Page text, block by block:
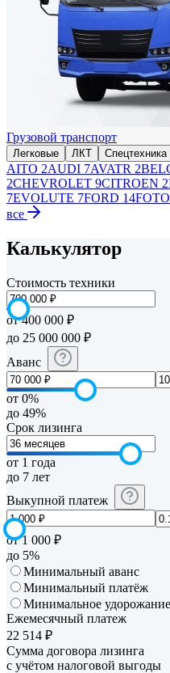
Грузовой транспорт
Легковые ЛКТ Спецтехника
AITO 2AUDI 7AVATR 2
2CHEVROLET 9CITROEN 2
7EVOLUTE 7FORD 14
все
Калькулятор
Стоимость техники
от 400 000 ₽
до 25 000 000 ₽
Аванс
от 0%
до 49%
Срок лизинга
от 1 года
до 7 лет
Выкупной платеж
от 1 000 ₽
до 5%
Минимальный аванс
Минимальный платёж
Минимальное удорожание
Ежемесячный платеж
22 514 ₽
Сумма договора лизинга
с учётом налоговой выгоды